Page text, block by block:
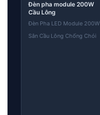
Đèn pha module 200W
Cầu Lông
Đèn Pha LED Module 200W
Sân Cầu Lông Chống Chói